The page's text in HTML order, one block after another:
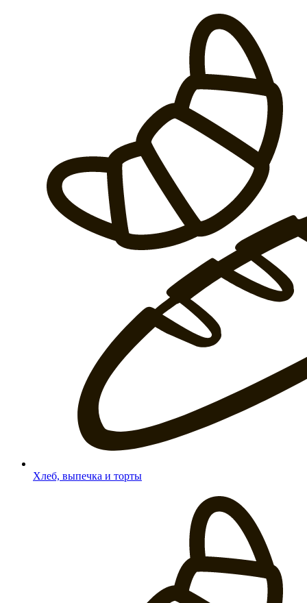
Хлеб, выпечка и торты